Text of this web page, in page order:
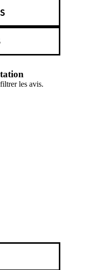
les avis.